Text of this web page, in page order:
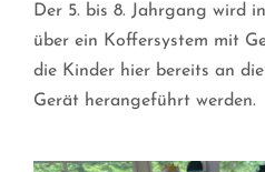
Der 5. bis 8. Jahrgang wird
über ein Koffersystem mit
die Kinder hier bereits an
Gerät herangeführt werden.